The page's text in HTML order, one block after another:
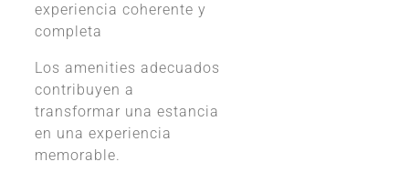
experiencia coherente y
completa
Los amenities adecuados
contribuyen a
transformar una estancia
en una experiencia
memorable.